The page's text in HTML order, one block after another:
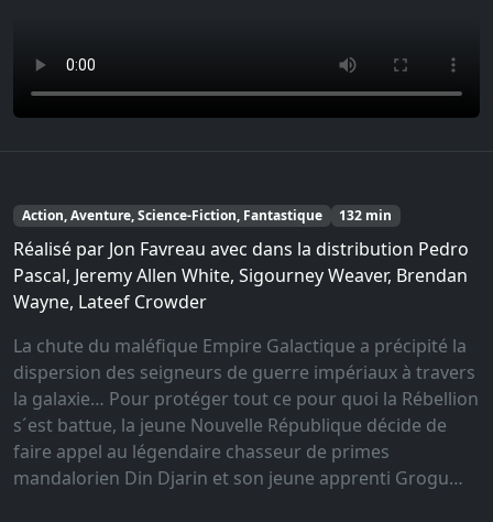
Action, Aventure, Science-Fiction, Fantastique 132 min
Réalisé par Jon Favreau avec dans la distribution Pedro
Pascal, Jeremy Allen White, Sigourney Weaver, Brendan
Wayne, Lateef Crowder
La chute du maléfique Empire Galactique a précipité la
dispersion des seigneurs de guerre impériaux à travers
la galaxie… Pour protéger tout ce pour quoi la Rébellion
s´est battue, la jeune Nouvelle République décide de
faire appel au légendaire chasseur de primes
mandalorien Din Djarin et son jeune apprenti Grogu…